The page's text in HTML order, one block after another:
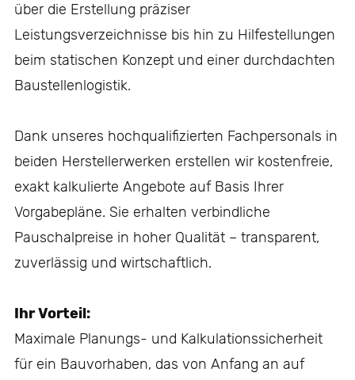
über die Erstellung präziser
Leistungsverzeichnisse bis hin zu Hilfestellungen
beim statischen Konzept und einer durchdachten
Baustellenlogistik.
Dank unseres hochqualifizierten Fachpersonals in
beiden Herstellerwerken erstellen wir kostenfreie,
exakt kalkulierte Angebote auf Basis Ihrer
Vorgabepläne. Sie erhalten verbindliche
Pauschalpreise in hoher Qualität – transparent,
zuverlässig und wirtschaftlich.
Ihr Vorteil:
Maximale Planungs- und Kalkulationssicherheit
für ein Bauvorhaben, das von Anfang an auf